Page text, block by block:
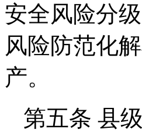
安全风险分
风险防范化
产。
第五条 县